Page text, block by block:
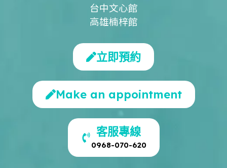
台中文心館
高雄楠梓館
立即預約
Make an appointment
客服專線
0968-070-620